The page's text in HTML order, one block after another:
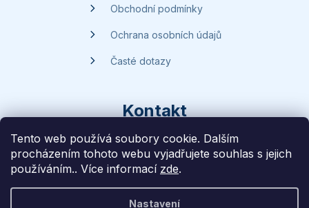
Tento web používá soubory cookie. Dalším
procházením tohoto webu vyjadřujete souhlas s jejich
používáním.. Více informací zde.
Nastavení
Obchodní podmínky
Ochrana osobních údajů
Časté dotazy
Kontakt
dotazy @handsave.cz
774 669 457